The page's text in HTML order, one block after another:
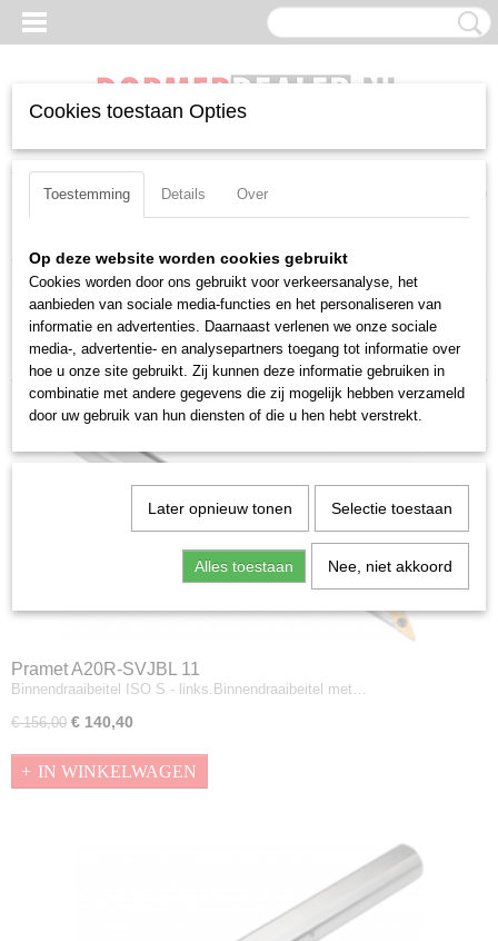
Inloggen Registreren UW WINKELWAGEN
Home >Beitels>Positief>VB(MT)>Inwendig
Sorteer op:
Pramet A20R-SVJBL 11
Binnendraaibeitel ISO S - links.Binnendraaibeitel met…
€ 156,00 € 140,40
IN WINKELWAGEN
Cookies toestaan Opties
Toestemming Details Over
Op deze website worden cookies gebruikt
Cookies worden door ons gebruikt voor verkeersanalyse, het
aanbieden van sociale media-functies en het personaliseren van
informatie en advertenties. Daarnaast verlenen we onze sociale
media-, advertentie- en analysepartners toegang tot informatie over
hoe u onze site gebruikt. Zij kunnen deze informatie gebruiken in
combinatie met andere gegevens die zij mogelijk hebben verzameld
door uw gebruik van hun diensten of die u hen hebt verstrekt.
Later opnieuw tonen Selectie toestaan
Alles toestaan Nee, niet akkoord